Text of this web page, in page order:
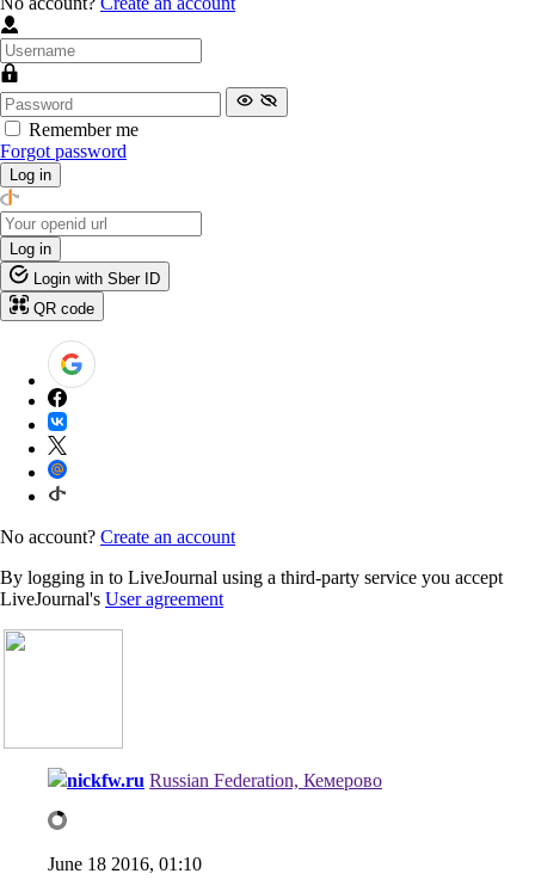
Remember me
Forgot password
Log in
Log in
Login with Sber ID
QR code
No account? Create an account
By logging in to LiveJournal using a third-party service you accept
LiveJournal's User agreement
nickfw.ru Russian Federation, Кемерово
June 18 2016, 01:10